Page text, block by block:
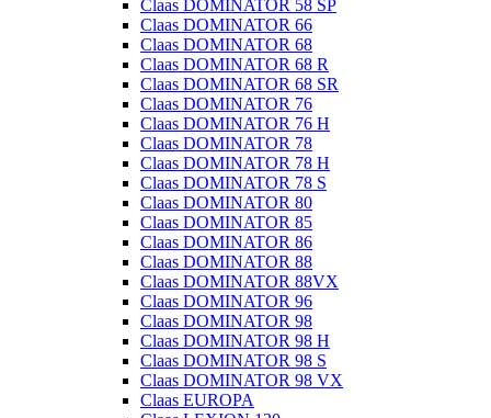
Claas DOMINATOR 58 SP
Claas DOMINATOR 66
Claas DOMINATOR 68
Claas DOMINATOR 68 R
Claas DOMINATOR 68 SR
Claas DOMINATOR 76
Claas DOMINATOR 76 H
Claas DOMINATOR 78
Claas DOMINATOR 78 H
Claas DOMINATOR 78 S
Claas DOMINATOR 80
Claas DOMINATOR 85
Claas DOMINATOR 86
Claas DOMINATOR 88
Claas DOMINATOR 88VX
Claas DOMINATOR 96
Claas DOMINATOR 98
Claas DOMINATOR 98 H
Claas DOMINATOR 98 S
Claas DOMINATOR 98 VX
Claas EUROPA